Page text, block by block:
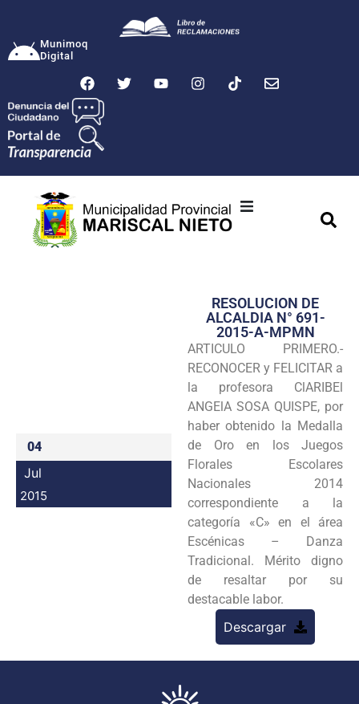
Munimoq
Digital
Transparencia
Seguridad
Programas
Intranet
04
Jul
2015
RESOLUCION DE
ALCALDIA N° 691-
2015-A-MPMN
ARTICULO PRIMERO.-
RECONOCER y FELICITAR a
la profesora ClARIBEl
ANGElA SOSA QUISPE, por
haber obtenido la Medalla
de Oro en los Juegos
Florales Escolares
Nacionales 2014
correspondiente a la
categoría «C» en el área
Escénicas – Danza
Tradicional. Mérito digno
de resaltar por su
destacable labor.
Descargar